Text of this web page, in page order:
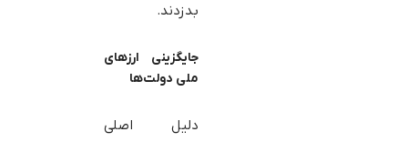
بدزدند.
جایگزینی ارزهای
ملی دولت‌ها
دلیل اصلی